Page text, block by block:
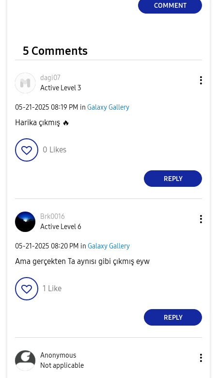
COMMENT
5 Comments
dagi07
Active Level 3
‎05-21-2025 08:19 PM in Galaxy Gallery
Harika çıkmış 🔥
0 Likes
REPLY
Brk0016
Active Level 6
‎05-21-2025 08:20 PM in Galaxy Gallery
Ama gerçekten Ta aynısı gibi çıkmış eyw
1 Like
REPLY
Anonymous
Not applicable